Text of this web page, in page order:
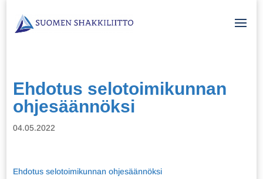
Ehdotus selotoimikunnan
ohjesäännöksi
04.05.2022
Ehdotus selotoimikunnan ohjesäännöksi